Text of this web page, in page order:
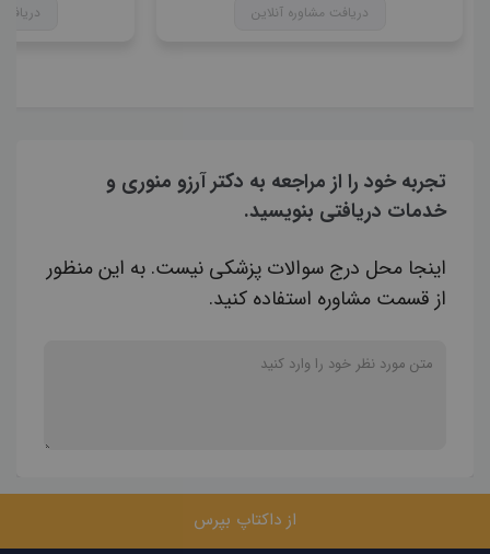
دریافت مشاوره آنلاین
تجربه خود را از مراجعه به دکتر آرزو منوری و
خدمات دریافتی بنویسید.
اینجا محل درج سوالات پزشکی نیست. به این منظور
از قسمت مشاوره استفاده کنید.
از داکتاپ بپرس